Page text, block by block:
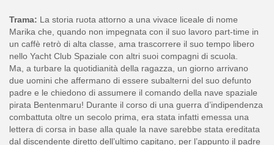
Trama: La storia ruota attorno a una vivace liceale di nome
Marika che, quando non impegnata con il suo lavoro part-time in
un caffè retrò di alta classe, ama trascorrere il suo tempo libero
nello Yacht Club Spaziale con altri suoi compagni di scuola.
Ma, a turbare la quotidianità della ragazza, un giorno arrivano
due uomini che affermano di essere subalterni del suo defunto
padre e le chiedono di assumere il comando della nave spaziale
pirata Bentenmaru! Durante il corso di una guerra d’indipendenza
combattuta oltre un secolo prima, era stata infatti emessa una
lettera di corsa in base alla quale la nave sarebbe stata ereditata
dal discendente diretto dell’ultimo capitano, per l’appunto il padre